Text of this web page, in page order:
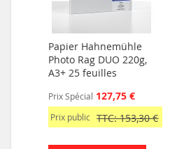
Papier Hahnemühle
Photo Rag DUO 220g,
A3+ 25 feuilles
Prix Spécial 127,75 €
Prix public TTC: 153,30 €